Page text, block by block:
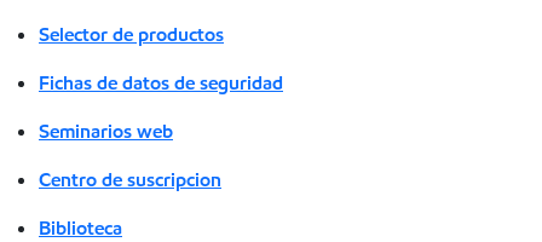
Selector de productos
Fichas de datos de seguridad
Seminarios web
Centro de suscripcion
Biblioteca